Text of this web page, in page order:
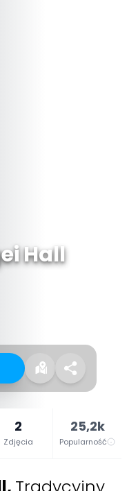
Hall
2
Zdjęcia
25,2k
Popularność